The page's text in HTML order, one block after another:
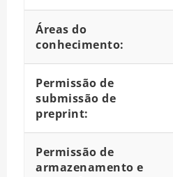
Áreas do
conhecimento:
Permissão de
submissão de
preprint:
Permissão de
armazenamento e